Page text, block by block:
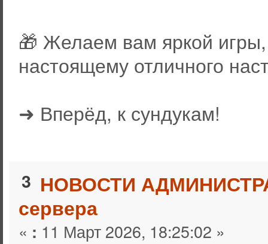
🎁 Желаем вам яркой
настоящему отличного
➜ Вперёд, к сундукам!
3 НОВОСТИ
сервера
« : 11 Март 2026, 18:25:02 »